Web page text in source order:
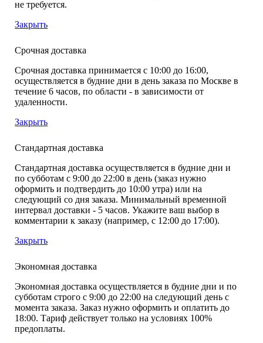
не требуется.
Закрыть
Срочная доставка
Срочная доставка принимается с 10:00 до 16:00,
осуществляется в будние дни в день заказа по Москве в
течение 6 часов, по области - в зависимости от
удаленности.
Закрыть
Стандартная доставка
Стандартная доставка осуществляется в будние дни и
по субботам с 9:00 до 22:00 в день (заказ нужно
оформить и подтвердить до 10:00 утра) или на
следующий со дня заказа. Минимальный временной
интервал доставки - 5 часов. Укажите ваш выбор в
комментарии к заказу (например, с 12:00 до 17:00).
Закрыть
Экономная доставка
Экономная доставка осуществляется в будние дни и по
субботам строго с 9:00 до 22:00 на следующий день с
момента заказа. Заказ нужно оформить и оплатить до
18:00. Тариф действует только на условиях 100%
предоплаты.